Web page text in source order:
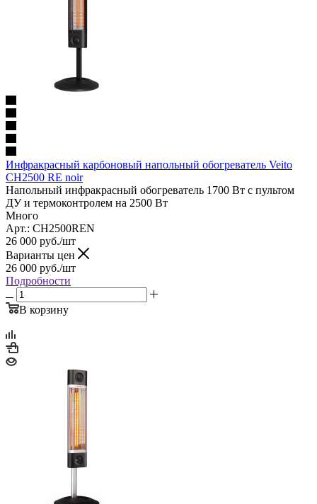
Инфракрасный карбоновый напольный обогреватель Veito
CH2500 RE noir
Напольный инфракрасный обогреватель 1700 Вт с пультом
ДУ и термоконтролем на 2500 Вт
Много
Арт.: CH2500REN
26 000 руб./шт
Варианты цен
26 000 руб./шт
Подробности
В корзину